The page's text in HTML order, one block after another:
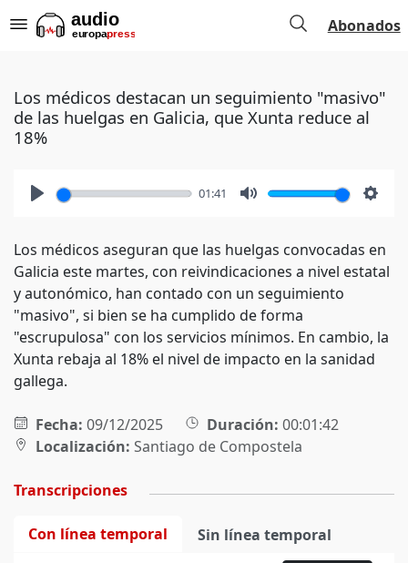
Abonados
Los médicos destacan un seguimiento "masivo"
de las huelgas en Galicia, que Xunta reduce al
18%
01:41
Los médicos aseguran que las huelgas convocadas en
Galicia este martes, con reivindicaciones a nivel estatal
y autonómico, han contado con un seguimiento
"masivo", si bien se ha cumplido de forma
"escrupulosa" con los servicios mínimos. En cambio, la
Xunta rebaja al 18% el nivel de impacto en la sanidad
gallega.
Fecha: 09/12/2025 Duración: 00:01:42
Localización: Santiago de Compostela
Transcripciones
Con línea temporal Sin línea temporal